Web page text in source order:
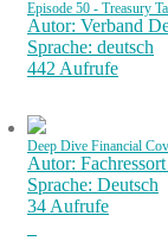
Episode 50 - Treasury
Autor: Verband
Sprache: deutsch
442 Aufrufe
Deep Dive Financial
Autor:
Sprache: Deutsch
34 Aufrufe